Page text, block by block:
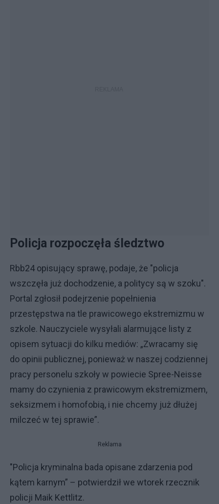
Policja rozpoczęła śledztwo
Rbb24 opisujący sprawę, podaje, że "policja
wszczęła już dochodzenie, a politycy są w szoku".
Portal zgłosił podejrzenie popełnienia
przestępstwa na tle prawicowego ekstremizmu w
szkole. Nauczyciele wysyłali alarmujące listy z
opisem sytuacji do kilku mediów: „Zwracamy się
do opinii publicznej, ponieważ w naszej codziennej
pracy personelu szkoły w powiecie Spree-Neisse
mamy do czynienia z prawicowym ekstremizmem,
seksizmem i homofobią, i nie chcemy już dłużej
milczeć w tej sprawie”.
Reklama
"Policja kryminalna bada opisane zdarzenia pod
kątem karnym” – potwierdził we wtorek rzecznik
policji Maik Kettlitz.